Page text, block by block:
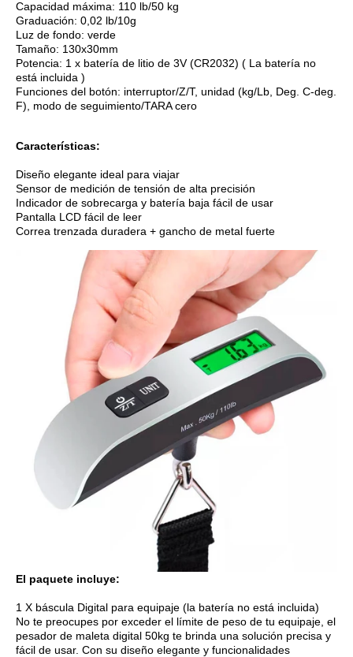
Capacidad máxima: 110 lb/50 kg
Graduación: 0,02 lb/10g
Luz de fondo: verde
Tamaño: 130x30mm
Potencia: 1 x batería de litio de 3V (CR2032) ( La batería no
está incluida )
Funciones del botón: interruptor/Z/T, unidad (kg/Lb, Deg. C-deg.
F), modo de seguimiento/TARA cero
Características:
Diseño elegante ideal para viajar
Sensor de medición de tensión de alta precisión
Indicador de sobrecarga y batería baja fácil de usar
Pantalla LCD fácil de leer
Correa trenzada duradera + gancho de metal fuerte
El paquete incluye:
1 X báscula Digital para equipaje (la batería no está incluida)
No te preocupes por exceder el límite de peso de tu equipaje, el
pesador de maleta digital 50kg te brinda una solución precisa y
fácil de usar. Con su diseño elegante y funcionalidades